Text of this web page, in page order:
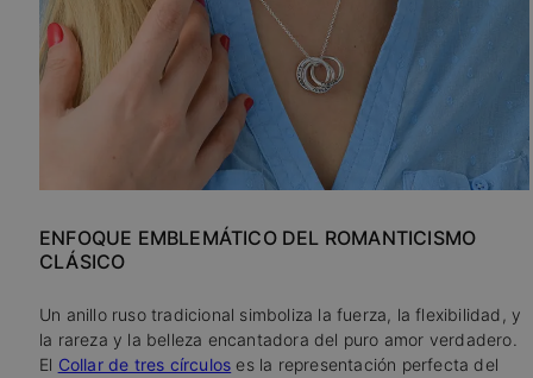
ENFOQUE EMBLEMÁTICO DEL ROMANTICISMO
CLÁSICO
Un anillo ruso tradicional simboliza la fuerza, la flexibilidad, y
la rareza y la belleza encantadora del puro amor verdadero.
El Collar de tres círculos es la representación perfecta del